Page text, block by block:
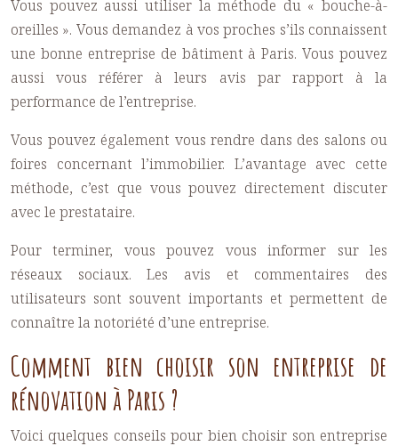
Vous pouvez aussi utiliser la méthode du « bouche-à-
oreilles ». Vous demandez à vos proches s’ils connaissent
une bonne entreprise de bâtiment à Paris. Vous pouvez
aussi vous référer à leurs avis par rapport à la
performance de l’entreprise.
Vous pouvez également vous rendre dans des salons ou
foires concernant l’immobilier. L’avantage avec cette
méthode, c’est que vous pouvez directement discuter
avec le prestataire.
Pour terminer, vous pouvez vous informer sur les
réseaux sociaux. Les avis et commentaires des
utilisateurs sont souvent importants et permettent de
connaître la notoriété d’une entreprise.
Comment bien choisir son entreprise de
rénovation à Paris ?
Voici quelques conseils pour bien choisir son entreprise